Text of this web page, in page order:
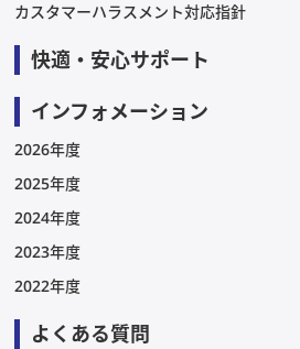
カスタマーハラスメント対応指針
快適・安心サポート
インフォメーション
2026年度
2025年度
2024年度
2023年度
2022年度
よくある質問